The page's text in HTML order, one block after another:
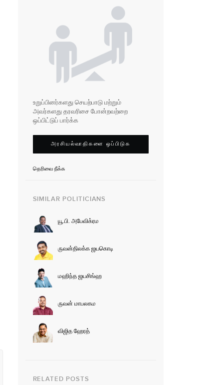
உறுப்பினர்களது செயற்பாடு மற்றும்
அவர்களது தரவரிசை போன்றவற்றை
ஒப்பிட்டுப் பார்க்க
அரசியல்வாதிகளை ஒப்பிடுக
தெரிவை நீக்க
SIMILAR POLITICIANS
யூ.பி. அபேவிக்ரம
ருவன்திலக்க ஜயகொடி
மஹிந்த ஜயசிங்ஹ
ருவன் மாபலகம
விஜித ஹேரத்
RELATED POSTS